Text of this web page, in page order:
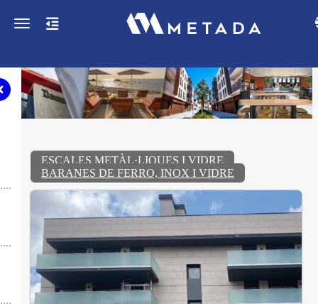
Toggle navigation
ESCALES METÀL·LIQUES I VIDRE
BARANES DE FERRO, INOX I VIDRE